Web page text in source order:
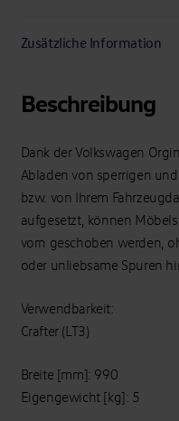
Zusätzliche Information
Beschreibung
Dank der Volkswagen
Abladen von sperrigen
bzw. von Ihrem
aufgesetzt, können
vorn geschoben werden,
oder unliebsame Spuren
Verwendbarkeit:
Crafter (LT3)
Breite [mm]: 990
Eigengewicht [kg]: 5